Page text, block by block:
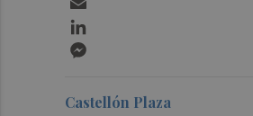
Castellón Plaza